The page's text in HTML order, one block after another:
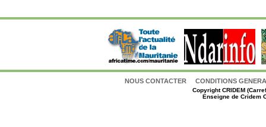
NOUS CONTACTER CONDITIONS
CopyrightCRIDEM
Enseigne de Cridem